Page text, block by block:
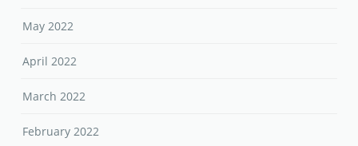
May 2022
April 2022
March 2022
February 2022